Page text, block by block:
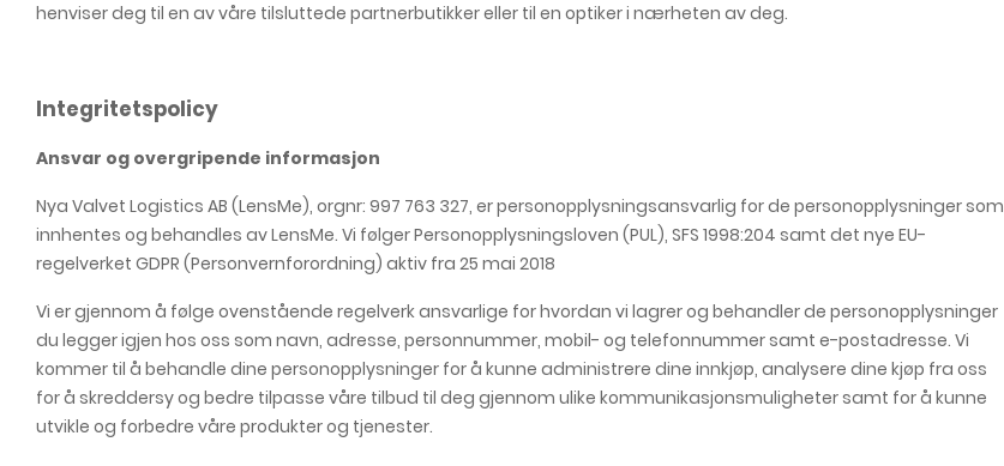
henviser deg til en av våre tilsluttede partnerbutikker eller til en optiker i nærheten av deg.
Integritetspolicy
Ansvar og overgripende informasjon
Nya Valvet Logistics AB (LensMe), orgnr: 997 763 327, er personopplysningsansvarlig for de personopplysninger som
innhentes og behandles av LensMe. Vi følger Personopplysningsloven (PUL), SFS 1998:204 samt det nye EU-
regelverket GDPR (Personvernforordning) aktiv fra 25 mai 2018
Vi er gjennom å følge ovenstående regelverk ansvarlige for hvordan vi lagrer og behandler de personopplysninger
du legger igjen hos oss som navn, adresse, personnummer, mobil- og telefonnummer samt e-postadresse. Vi
kommer til å behandle dine personopplysninger for å kunne administrere dine innkjøp, analysere dine kjøp fra oss
for å skreddersy og bedre tilpasse våre tilbud til deg gjennom ulike kommunikasjonsmuligheter samt for å kunne
utvikle og forbedre våre produkter og tjenester.